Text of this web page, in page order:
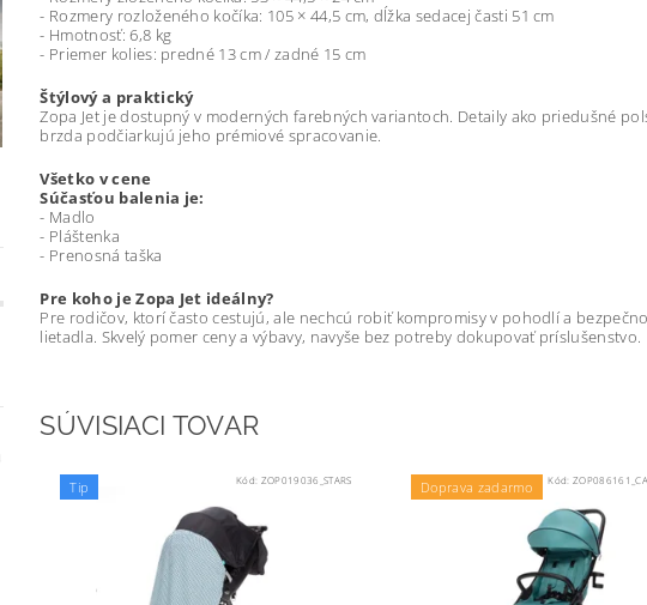
- Rozmery rozloženého kočíka: 105 × 44,5 cm, dĺžka sedacej časti 51 cm
- Hmotnosť: 6,8 kg
- Priemer kolies: predné 13 cm / zadné 15 cm
Štýlový a praktický
Zopa Jet je dostupný v moderných farebných variantoch. Detaily ako priedušné
brzda podčiarkujú jeho prémiové spracovanie.
Všetko v cene
Súčasťou balenia je:
- Madlo
- Pláštenka
- Prenosná taška
Pre koho je Zopa Jet ideálny?
Pre rodičov, ktorí často cestujú, ale nechcú robiť kompromisy v pohodlí a
lietadla. Skvelý pomer ceny a výbavy, navyše bez potreby dokupovať príslušenstvo.
SÚVISIACI TOVAR
Tip Kód: ZOP019036_STARS Doprava zadarmo Kód: